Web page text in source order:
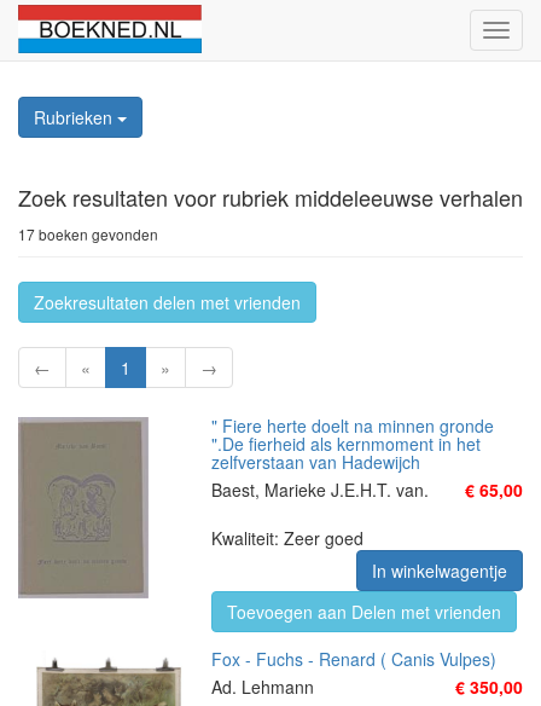
Rubrieken
Zoek resultaten voor rubriek middeleeuwse verhalen
17 boeken gevonden
Zoekresultaten delen met vrienden
← « 1 » →
" Fiere herte doelt na minnen gronde
".De fierheid als kernmoment in het
zelfverstaan van Hadewijch
Baest, Marieke J.E.H.T. van.
€ 65,00
Kwaliteit: Zeer goed
In winkelwagentje
Toevoegen aan Delen met vrienden
Fox - Fuchs - Renard ( Canis Vulpes)
Ad. Lehmann
€ 350,00